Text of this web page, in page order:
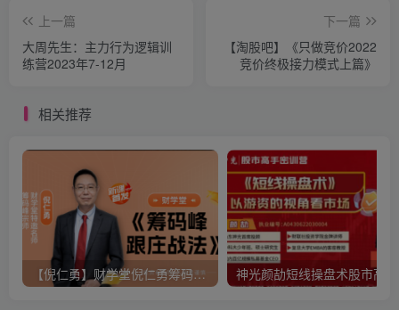
上一篇
大周先生：主力行为逻辑训
练营2023年7-12月
下一篇
【淘股吧】《只做竞价2022
竞价终极接力模式上篇》
相关推荐
【倪仁勇】财学堂倪仁勇筹码峰跟庄战法系统课+筹码峰指标